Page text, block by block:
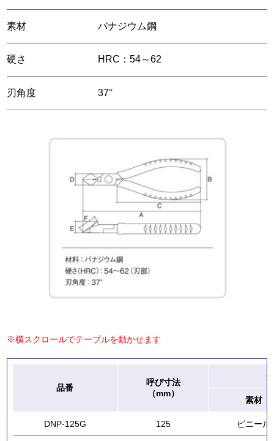
素材 バナジウム鋼
硬さ HRC：54～62
刃角度 37°
※横スクロールでテーブルを動かせます
品番
呼び寸法
（mm）
素材
DNP-125G 125 ビニール